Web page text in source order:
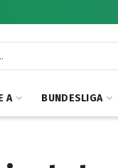
A BUNDESLIGA